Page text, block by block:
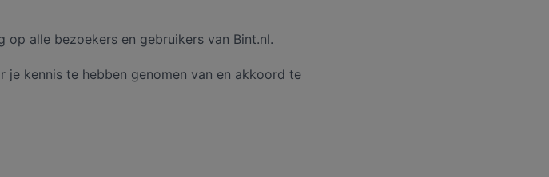
alle bezoekers en gebruikers van Bint.nl.
kennis te hebben genomen van en akkoord te